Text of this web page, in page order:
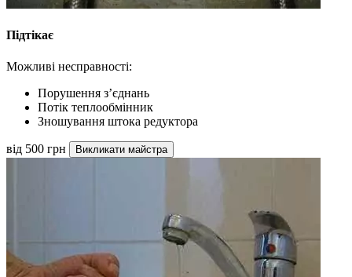
Підтікає
Можливі несправності:
Порушення з’єднань
Потік теплообмінник
Зношування штока редуктора
від 500 грн Викликати майстра